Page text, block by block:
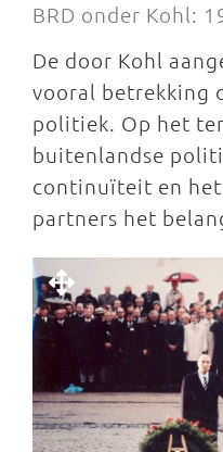
BRD onder Kohl:
De door Kohl
vooral betrekking
politiek. Op het
buitenlandse
continuïteit en
partners het